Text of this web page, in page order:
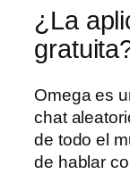
¿La
Omega es
chat
de todo el
de hablar